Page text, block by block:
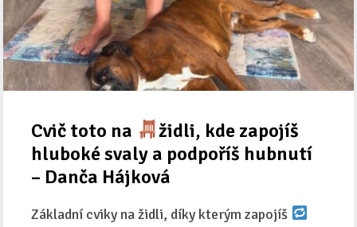
Cvič toto na
židli, kde zapojíš
hluboké svaly a podpoříš hubnutí
– Danča Hájková
Základní cviky na židli, díky kterým zapojíš